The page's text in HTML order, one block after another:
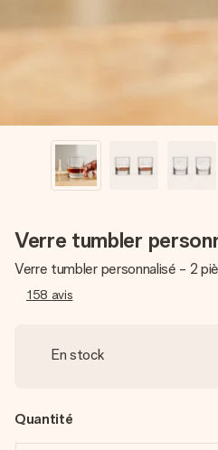
Verre tumbler
Verre tumbler personnalisé - 2
158 avis
En stock
Quantité